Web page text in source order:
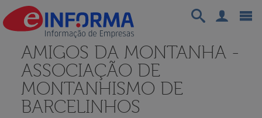
AMIGOS DA MONTANHA -
ASSOCIAÇÃO DE
MONTANHISMO DE
BARCELINHOS